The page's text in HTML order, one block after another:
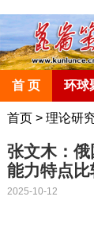
首 页 环球
首页> 理论研
张文木：
能力特点比
2025-10-12